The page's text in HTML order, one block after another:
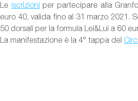
Le iscrizioni per partecipare alla
euro 40, valida fino al 31 marzo 2021.
50 dorsali per la formula Lei&Lui a 60
La manifestazione è la 4° tappa del